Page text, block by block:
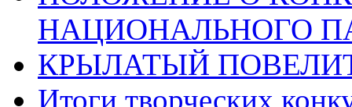
НАЦИОНАЛЬНОГО
КРЫЛАТЫЙ
Итоги творческих